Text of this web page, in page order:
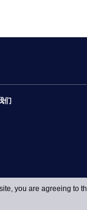
们
you are agreeing to